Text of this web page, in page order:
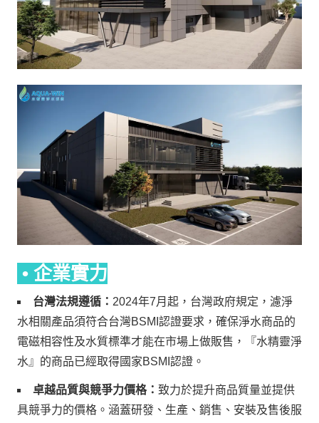
• 企業實力
台灣法規遵循： 2024年7月起，台灣政府規定，濾淨
水相關產品須符合台灣BSMI認證要求，確保淨水商品的
電磁相容性及水質標準才能在市場上做販售，『水精靈淨
水』的商品已經取得國家BSMI認證。
卓越品質與競爭力價格： 致力於提升商品質量並提供
具競爭力的價格。涵蓋研發、生產、銷售、安裝及售後服